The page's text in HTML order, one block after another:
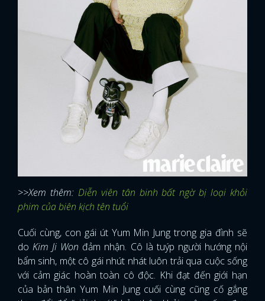
>>Xem thêm: Diễn viên tân binh bất ngờ bị loại khỏi
phim của biên kịch tên tuổi
Cuối cùng, con gái út Yum Min Jung trong gia đình sẽ
doKim Ji Won đảm nhận. Cô là tuýp người hướng nội
bẩm sinh, một cô gái nhút nhát luôn trải qua cuộc sống
với cảm giác hoàn toàn cô độc. Khi đạt đến giới hạn
của bản thân Yum Min Jung cuối cùng cũng cố gắng